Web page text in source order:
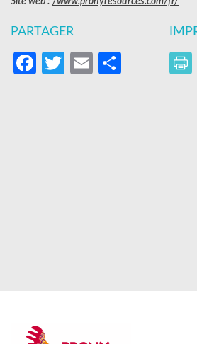
PARTAGER
Facebook
Twitter
EmailPartager